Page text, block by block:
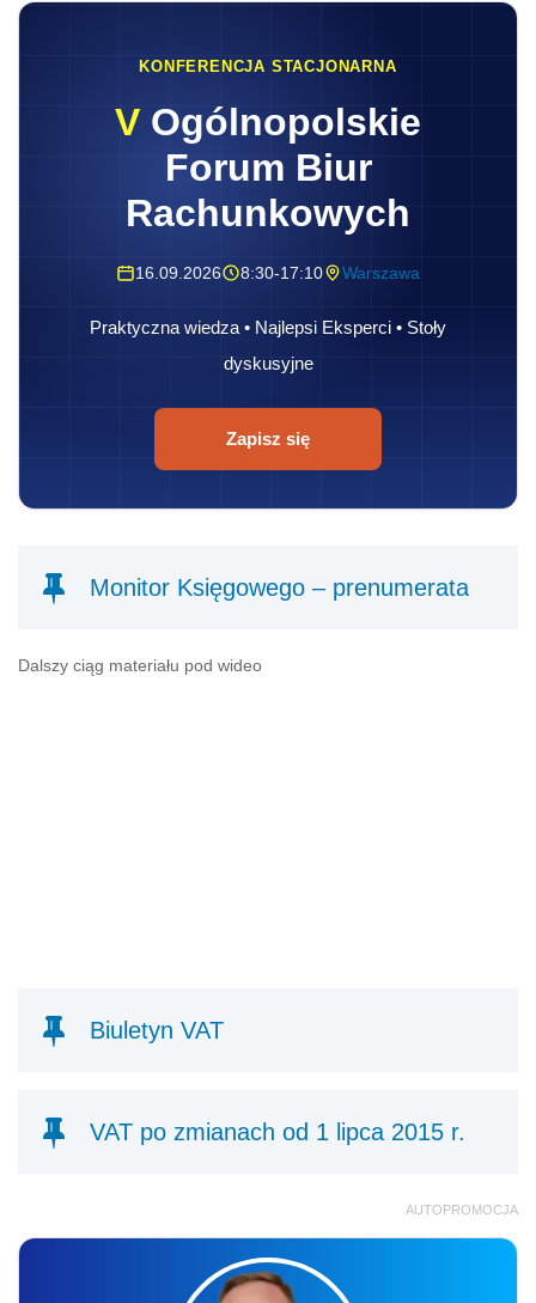
KONFERENCJA STACJONARNA
V Ogólnopolskie
Forum Biur
Rachunkowych
16.09.2026 8:30-17:10 Warszawa
Praktyczna wiedza • Najlepsi Eksperci • Stoły
dyskusyjne
Zapisz się
Monitor Księgowego – prenumerata
Dalszy ciąg materiału pod wideo
Biuletyn VAT
VAT po zmianach od 1 lipca 2015 r.
AUTOPROMOCJA